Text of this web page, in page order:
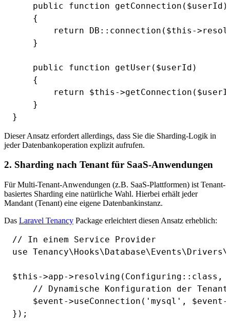
    public function getConnection($userId)
    {
return DB::connection($this-
    }
    public function getUser($userId)
    {
return $this-
    }
Dieser Ansatz erfordert allerdings, dass Sie die Sharding-Logik in
jeder Datenbankoperation explizit aufrufen.
2. Sharding nach Tenant für SaaS-Anwendungen
Für Multi-Tenant-Anwendungen (z.B. SaaS-Plattformen) ist Tenant-
basiertes Sharding eine natürliche Wahl. Hierbei erhält jeder
Mandant (Tenant) eine eigene Datenbankinstanz.
Das Laravel Tenancy Package erleichtert diesen Ansatz erheblich:
// In einem Service Provider
use
$this->app-
// Dynamische Konfiguration der
$event->useConnection('mysql',